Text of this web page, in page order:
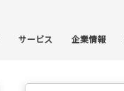
サービス 企業情報